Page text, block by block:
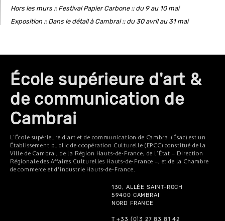
Hors les murs :: Festival Papier Carbone :: du 9 au 10 mai
Exposition :: Dans le détail à Cambrai :: du 30 avril au 31 mai
École supérieure d'art &
de communication de
Cambrai
L’École supérieure d'art et de communication de Cambrai (Ésac) est un
Établissement public de coopération Culturelle (EPCC) constitué de la
Ville de Cambrai, de la Région Hauts-de-France, de l’État – Direction
Régionale des Affaires Culturelles Hauts-de-France –, et de la Chambre
de commerce et d'industrie Hauts-de-France.
130, ALLÉE SAINT-ROCH
59400 CAMBRAI
NORD FRANCE
T +33 (0)3 27 83 81 42